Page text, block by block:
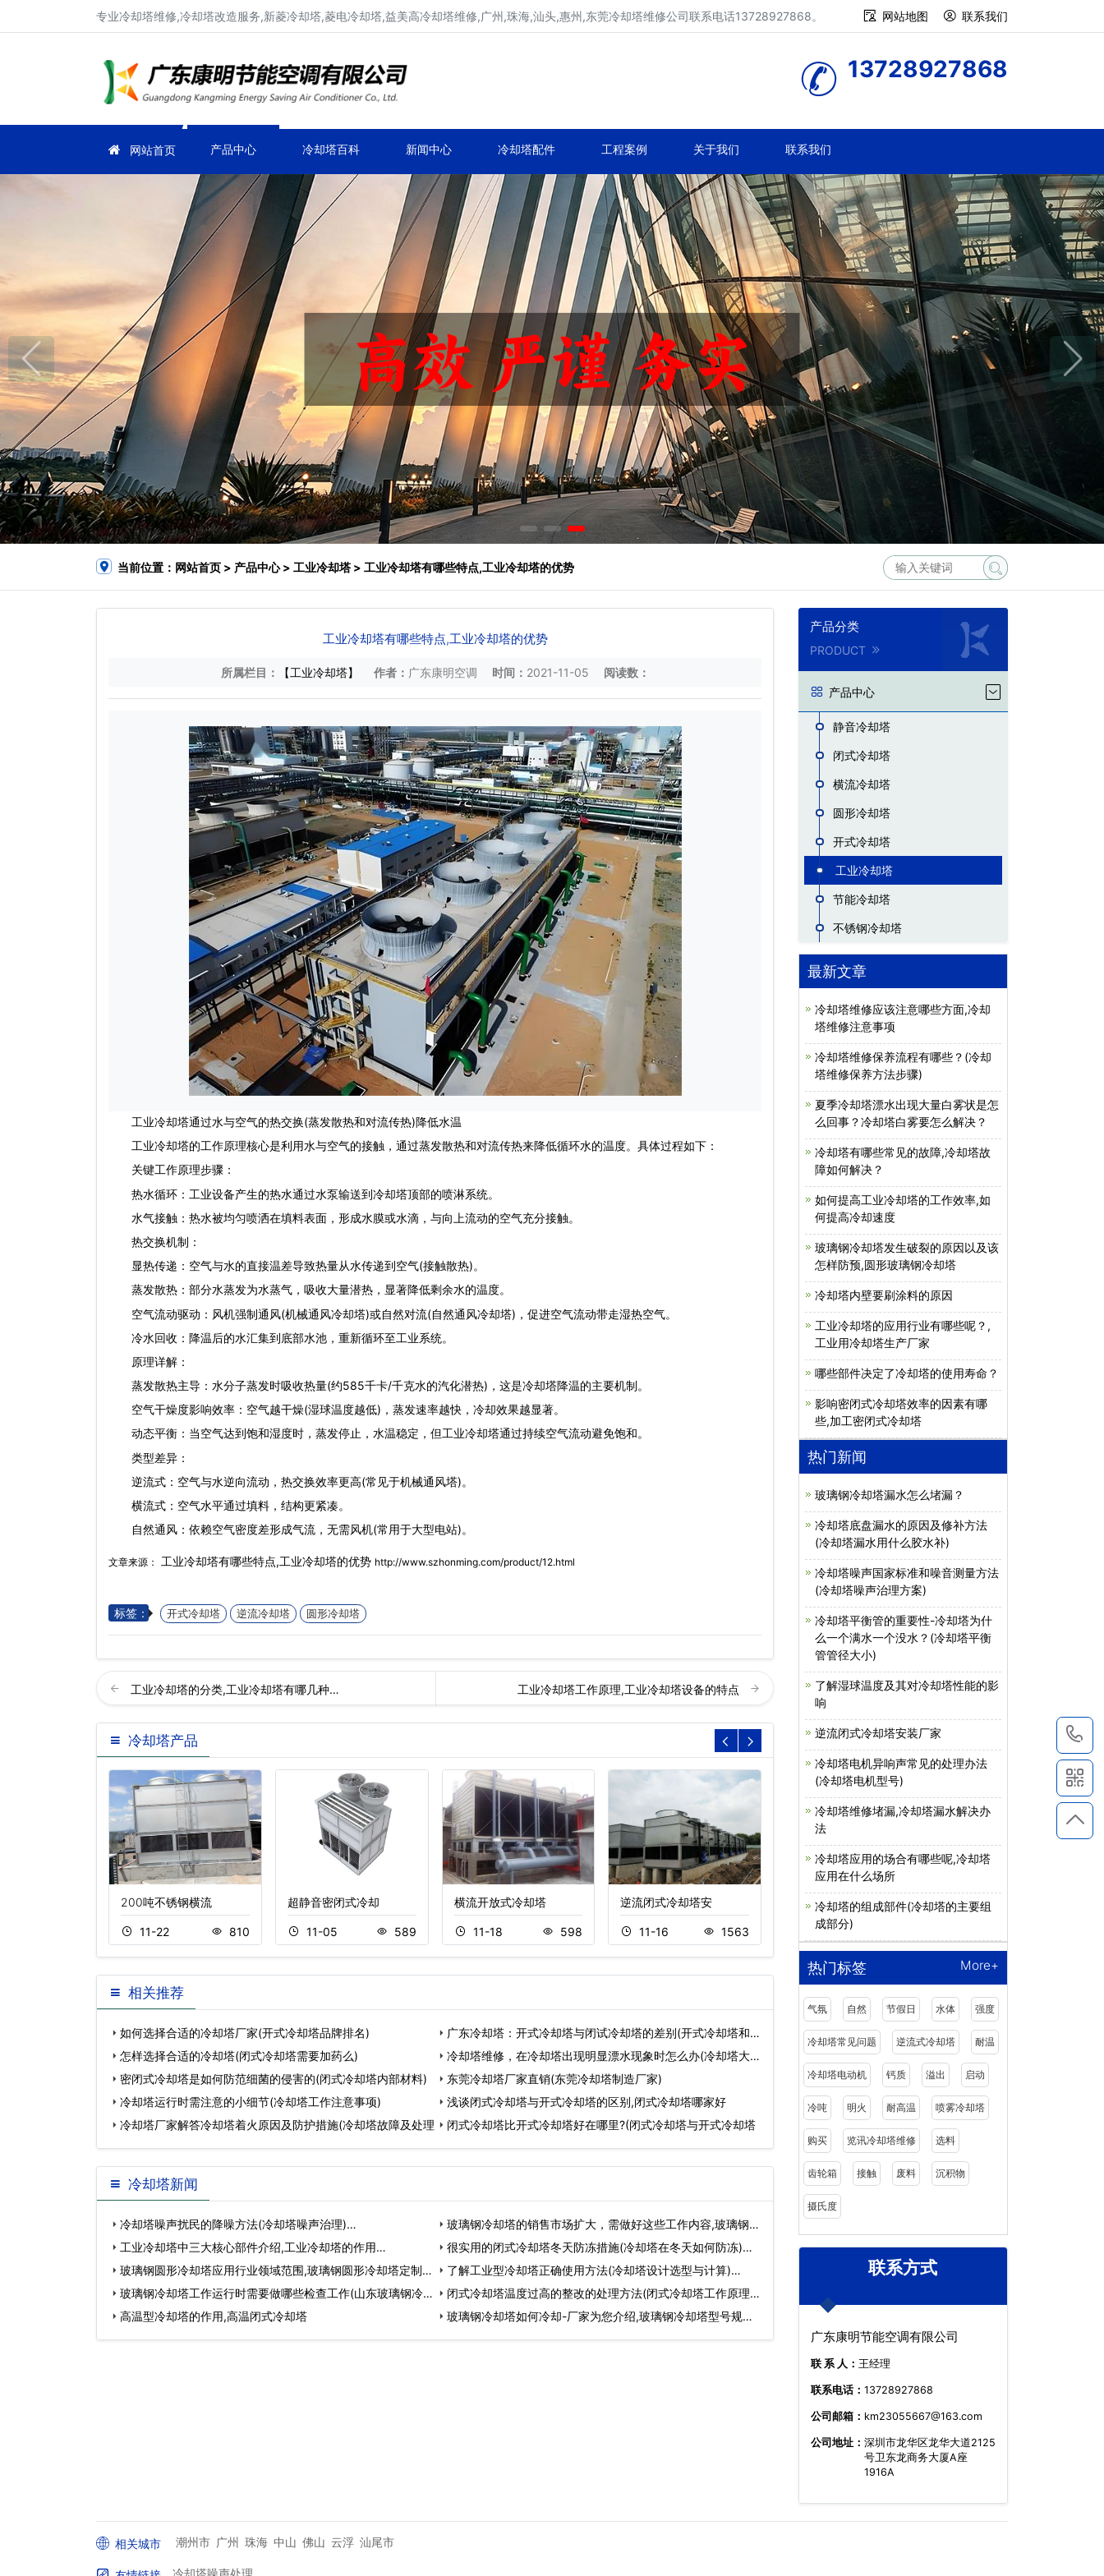
专业冷却塔维修,冷却塔改造服务,新菱冷却塔,菱电冷却塔,益美高冷却塔维修,广州,珠海,汕头,惠州,东莞冷却塔维修公司联系电话13728927868。 网站地图 联系我们
13728927868
网站首页 产品中心 冷却塔百科 新闻中心 冷却塔配件 工程案例 关于我们 联系我们
当前位置： 网站首页 > 产品中心> 工业冷却塔 > 工业冷却塔有哪些特点,工业冷却塔的优势
工业冷却塔有哪些特点,工业冷却塔的优势
所属栏目： 【工业冷却塔】 作者： 广东康明空调 时间： 2021-11-05 阅读数：
工业冷却塔通过水与空气的热交换(蒸发散热和对流传热)降低水温
‌工业冷却塔的工作原理核心是利用水与空气的接触，通过蒸发散热和对流传热来降低循环水的温度‌。具体过程如下：
关键工作原理步骤：
‌热水循环‌：工业设备产生的热水通过水泵输送到冷却塔顶部的喷淋系统。
‌水气接触‌：热水被均匀喷洒在填料表面，形成水膜或水滴，与向上流动的空气充分接触。
‌热交换机制‌：
‌显热传递‌：空气与水的直接温差导致热量从水传递到空气(接触散热)。
‌蒸发散热‌：部分水蒸发为水蒸气，吸收大量潜热，显著降低剩余水的温度。
‌空气流动驱动‌：风机强制通风(机械通风冷却塔)或自然对流(自然通风冷却塔)，促进空气流动带走湿热空气。
‌冷水回收‌：降温后的水汇集到底部水池，重新循环至工业系统。
原理详解：
‌蒸发散热主导‌：水分子蒸发时吸收热量(约585千卡/千克水的汽化潜热)，这是冷却塔降温的主要机制。
‌空气干燥度影响效率‌：空气越干燥(湿球温度越低)，蒸发速率越快，冷却效果越显著。
‌动态平衡‌：当空气达到饱和湿度时，蒸发停止，水温稳定，但工业冷却塔通过持续空气流动避免饱和。
类型差异：
‌逆流式‌：空气与水逆向流动，热交换效率更高(常见于机械通风塔)。
‌横流式‌：空气水平通过填料，结构更紧凑。
‌自然通风‌：依赖空气密度差形成气流，无需风机(常用于大型电站)。
文章来源： 工业冷却塔有哪些特点,工业冷却塔的优势 http://www.szhonming.com/product/12.html
标签： 开式冷却塔 逆流冷却塔 圆形冷却塔
工业冷却塔的分类,工业冷却塔有哪几种… 工业冷却塔工作原理,工业冷却塔设备的特点
冷却塔产品
200吨不锈钢横流
11-22 810
超静音密闭式冷却
11-05 589
横流开放式冷却塔
11-18 598
逆流闭式冷却塔安
11-16 1563
圆形冷却塔,节能
11-22
工业冷却塔的分类
相关推荐
如何选择合适的冷却塔厂家(开式冷却塔品牌排名)
广东冷却塔：开式冷却塔与闭试冷却塔的差别(开式冷却塔和闭
式
怎样选择合适的冷却塔(闭式冷却塔需要加药么)
冷却塔维修，在冷却塔出现明显漂水现象时怎么办(冷却塔大量
耗
密闭式冷却塔是如何防范细菌的侵害的(闭式冷却塔内部材料)
东莞冷却塔厂家直销(东莞冷却塔制造厂家)
冷却塔运行时需注意的小细节(冷却塔工作注意事项)
浅谈闭式冷却塔与开式冷却塔的区别,闭式冷却塔哪家好
冷却塔厂家解答冷却塔着火原因及防护措施(冷却塔故障及处理
闭式冷却塔比开式冷却塔好在哪里?(闭式冷却塔与开式冷却塔
冷却塔新闻
冷却塔噪声扰民的降噪方法(冷却塔噪声治理)…
玻璃钢冷却塔的销售市场扩大，需做好这些工作内容,玻璃钢冷
却…
工业冷却塔中三大核心部件介绍,工业冷却塔的作用…
很实用的闭式冷却塔冬天防冻措施(冷却塔在冬天如何防冻)…
玻璃钢圆形冷却塔应用行业领域范围,玻璃钢圆形冷却塔定制…
了解工业型冷却塔正确使用方法(冷却塔设计选型与计算)…
玻璃钢冷却塔工作运行时需要做哪些检查工作(山东玻璃钢冷
却…
闭式冷却塔温度过高的整改的处理方法(闭式冷却塔工作原理)
…
高温型冷却塔的作用,高温闭式冷却塔
玻璃钢冷却塔如何冷却-厂家为您介绍,玻璃钢冷却塔型号规
格…
产品分类
PRODUCT
产品中心
静音冷却塔
闭式冷却塔
横流冷却塔
圆形冷却塔
开式冷却塔
工业冷却塔
节能冷却塔
不锈钢冷却塔
最新文章
冷却塔维修应该注意哪些方面,冷却
塔维修注意事项
冷却塔维修保养流程有哪些？(冷却
塔维修保养方法步骤)
夏季冷却塔漂水出现大量白雾状是怎
么回事？冷却塔白雾要怎么解决？
冷却塔有哪些常见的故障,冷却塔故
障如何解决？
如何提高工业冷却塔的工作效率,如
何提高冷却速度
玻璃钢冷却塔发生破裂的原因以及该
怎样防预,圆形玻璃钢冷却塔
冷却塔内壁要刷涂料的原因
工业冷却塔的应用行业有哪些呢？,
工业用冷却塔生产厂家
哪些部件决定了冷却塔的使用寿命？
影响密闭式冷却塔效率的因素有哪
些,加工密闭式冷却塔
热门新闻
玻璃钢冷却塔漏水怎么堵漏？
冷却塔底盘漏水的原因及修补方法
(冷却塔漏水用什么胶水补)
冷却塔噪声国家标准和噪音测量方法
(冷却塔噪声治理方案)
冷却塔平衡管的重要性-冷却塔为什
么一个满水一个没水？(冷却塔平衡
管管径大小)
了解湿球温度及其对冷却塔性能的影
响
逆流闭式冷却塔安装厂家
冷却塔电机异响声常见的处理办法
(冷却塔电机型号)
冷却塔维修堵漏,冷却塔漏水解决办
法
冷却塔应用的场合有哪些呢,冷却塔
应用在什么场所
冷却塔的组成部件(冷却塔的主要组
成部分)
热门标签 More+
气氛 自然 节假日 水体 强度
冷却塔常见问题 逆流式冷却塔 耐温
冷却塔电动机 钙质 溢出 启动
冷吨 明火 耐高温 喷雾冷却塔
购买 览讯冷却塔维修 选料
齿轮箱 接触 废料 沉积物
摄氏度
联系方式
广东康明节能空调有限公司
联 系 人： 王经理
联系电话： 13728927868
公司邮箱： km23055667@163.com
公司地址： 深圳市龙华区龙华大道2125
号卫东龙商务大厦A座
1916A
相关城市 潮州市 广州 珠海 中山 佛山 云浮 汕尾市
冷却塔噪声处理